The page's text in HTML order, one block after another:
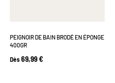
PEIGNOIR DE BAIN BRODÉ EN ÉPONGE
400GR
Dès 69,99 €